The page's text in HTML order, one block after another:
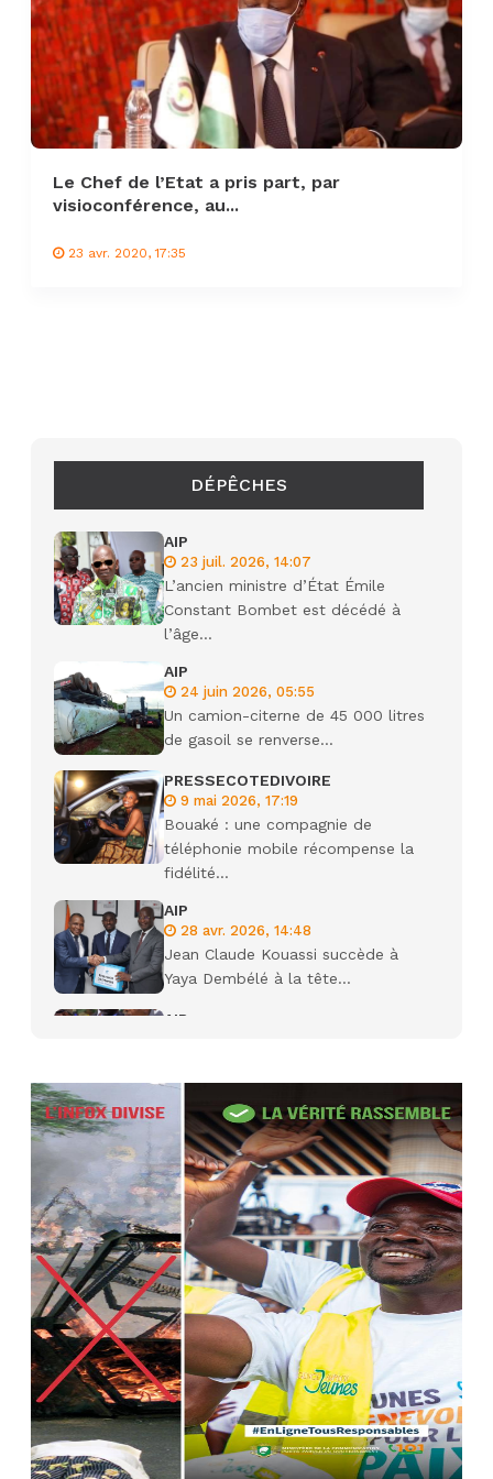
Le Chef de l’Etat a pris part, par
visioconférence, au...
23 avr. 2020, 17:35
DÉPÊCHES
AIP
23 juil. 2026, 14:07
L’ancien ministre d’État Émile
Constant Bombet est décédé à
l’âge...
AIP
24 juin 2026, 05:55
Un camion-citerne de 45 000 litres
de gasoil se renverse...
PRESSECOTEDIVOIRE
9 mai 2026, 17:19
Bouaké : une compagnie de
téléphonie mobile récompense la
fidélité...
AIP
28 avr. 2026, 14:48
Jean Claude Kouassi succède à
Yaya Dembélé à la tête...
AIP
Camara tué lors d’attaques...
22 avr. 2026, 16:41
Des bureaux ravagés dans un
incendie survenu à la mairie...
AIP
10 avr. 2026, 09:48
Nommé Médiateur de la
République, Gaoussou Touré prend
officiellement fonction
AIP
13 mars 2026, 10:43
Nécrologie : décès de Guillaume
Houphouët-Boigny, fils du Père
fondateur...